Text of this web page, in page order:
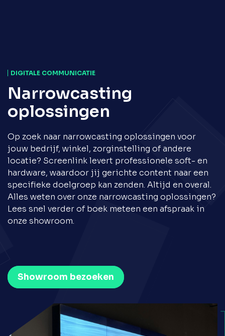
DIGITALE COMMUNICATIE
Narrowcasting
oplossingen
Op zoek naar narrowcasting oplossingen voor
jouw bedrijf, winkel, zorginstelling of andere
locatie? Screenlink levert professionele soft- en
hardware, waardoor jij gerichte content naar een
specifieke doelgroep kan zenden. Altijd en overal.
Alles weten over onze narrowcasting oplossingen?
Lees snel verder of boek meteen een afspraak in
onze showroom.
Showroom bezoeken